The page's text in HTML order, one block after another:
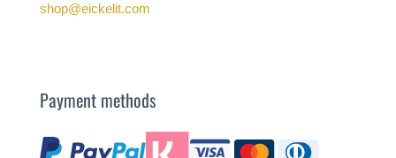
shop@eickelit.com
Payment methods